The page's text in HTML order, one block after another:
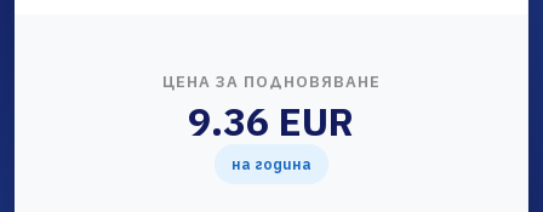
ЦЕНА ЗА ПОДНОВЯВАНЕ
9.36 EUR
на година